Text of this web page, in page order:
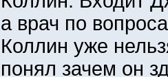
а врач по
Коллин уже
понял зачем он